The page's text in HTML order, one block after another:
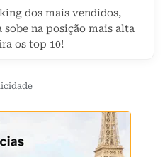
dos mais vendidos,
sobe na posição mais alta
os top 10!